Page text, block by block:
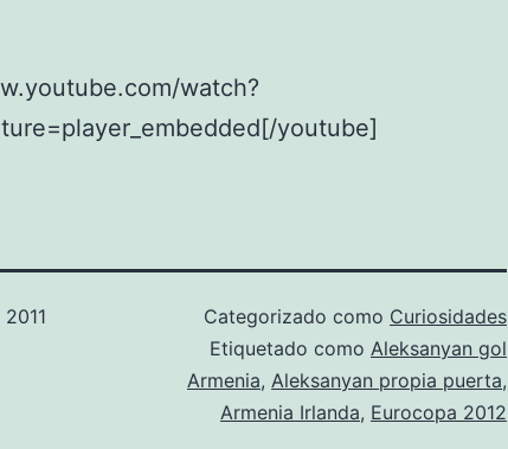
watch?
youtube]
Categorizado como Curiosidades
Etiquetado como Aleksanyan gol
Armenia, Aleksanyan propia puerta,
Armenia Irlanda, Eurocopa 2012